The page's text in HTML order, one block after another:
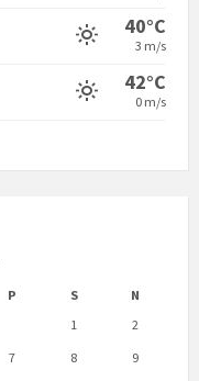
40°C
3 m/s
42°C
0 m/s
P S
N
1
2
7 8
9